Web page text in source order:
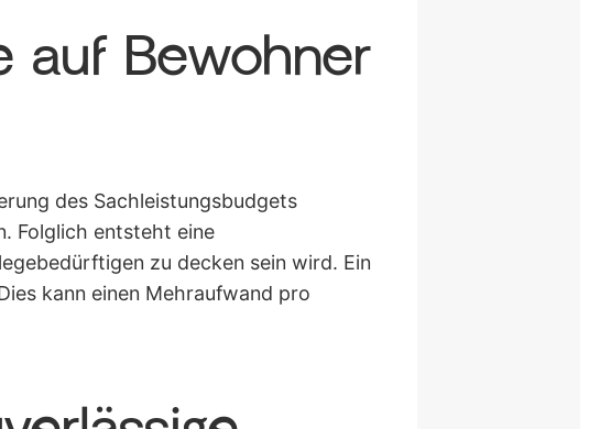
auf Bewohner
des Sachleistungsbudgets
Folglich entsteht eine
zu decken sein wird. Ein
kann einen Mehraufwand pro